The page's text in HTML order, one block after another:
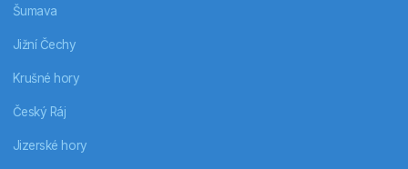
Šumava
Jižní Čechy
Krušné hory
Český Ráj
Jizerské hory